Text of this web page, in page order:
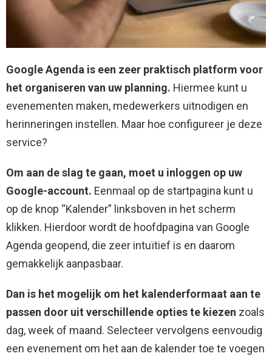
Google Agenda is een zeer praktisch platform voor
het organiseren van uw planning. Hiermee kunt u
evenementen maken, medewerkers uitnodigen en
herinneringen instellen. Maar hoe configureer je deze
service?
Om aan de slag te gaan, moet u inloggen op uw
Google-account. Eenmaal op de startpagina kunt u
op de knop “Kalender” linksboven in het scherm
klikken. Hierdoor wordt de hoofdpagina van Google
Agenda geopend, die zeer intuïtief is en daarom
gemakkelijk aanpasbaar.
Dan is het mogelijk om het kalenderformaat aan te
passen door uit verschillende opties te kiezen zoals
dag, week of maand. Selecteer vervolgens eenvoudig
een evenement om het aan de kalender toe te voegen